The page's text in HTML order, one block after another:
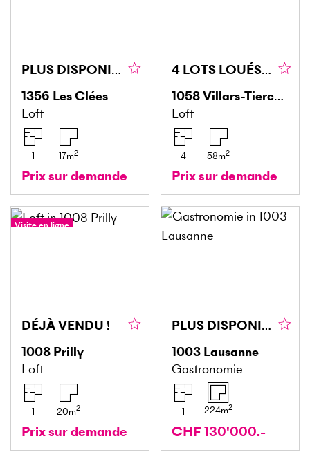
PLUS DISPONIBLE !
1356 Les Clées
Loft
1 17m2
Prix sur demande
4 LOTS LOUÉS, RENDEMENT IMMÉDIAT !
1058Villars-Tiercelin
Loft
4 58m2
Prix sur demande
Visite en ligne
DÉJÀ VENDU !
1008 Prilly
Loft
1 20m2
Prix sur demande
PLUS DISPONIBLE
1003 Lausanne
Gastronomie
1 224m2
CHF 130'000.-